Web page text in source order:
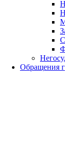
Обращения